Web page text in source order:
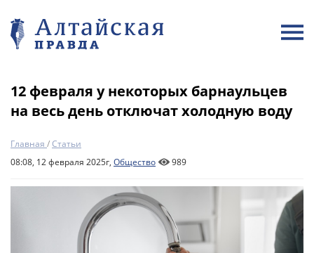
12 февраля у некоторых барнаульцев
на весь день отключат холодную воду
Главная /Статьи
08:08, 12 февраля 2025г, Общество 989